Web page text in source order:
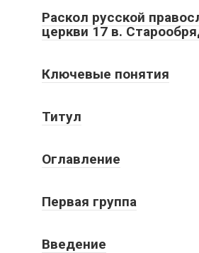
Раскол русской
церкви 17 в.
Ключевые понятия
Титул
Оглавление
Первая группа
Введение